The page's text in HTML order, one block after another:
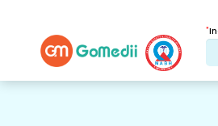
*